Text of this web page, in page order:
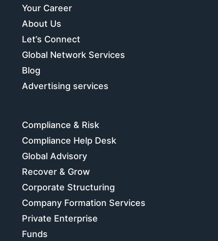
Your Career
About Us
Let’s Connect
Global Network Services
Blog
Advertising services
Compliance & Risk
Compliance Help Desk
Global Advisory
Recover & Grow
Corporate Structuring
Company Formation Services
Private Enterprise
Funds